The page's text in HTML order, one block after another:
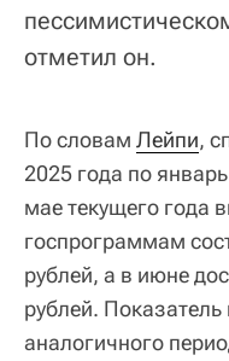
отметил он.
По словам Лейпи,
2025 года по
мае текущего года
госпрограммам
рублей, а в июне
рублей.
аналогичного